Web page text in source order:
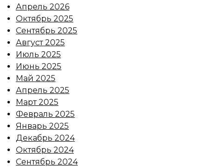
Апрель 2026
Октябрь 2025
Сентябрь 2025
Август 2025
Июль 2025
Июнь 2025
Май 2025
Апрель 2025
Март 2025
Февраль 2025
Январь 2025
Декабрь 2024
Октябрь 2024
Сентябрь 2024